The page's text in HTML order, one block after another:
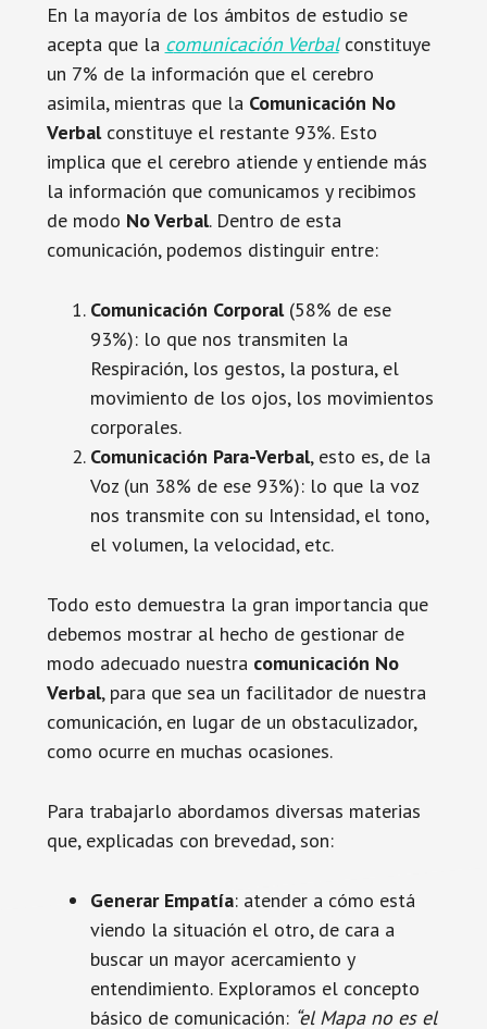
En la mayoría de los ámbitos de estudio se
acepta que la comunicación Verbalconstituye
un 7% de la información que el cerebro
asimila, mientras que la Comunicación No
Verbalconstituye el restante 93%. Esto
implica que el cerebro atiende y entiende más
la información que comunicamos y recibimos
de modo No Verbal. Dentro de esta
comunicación, podemos distinguir entre:
Comunicación Corporal(58% de ese
93%): lo que nos transmiten la
Respiración, los gestos, la postura, el
movimiento de los ojos, los movimientos
corporales.
Comunicación Para-Verbal, esto es, de la
Voz (un 38% de ese 93%): lo que la voz
nos transmite con su Intensidad, el tono,
el volumen, la velocidad, etc.
Todo esto demuestra la gran importancia que
debemos mostrar al hecho de gestionar de
modo adecuado nuestra comunicación No
Verbal, para que sea un facilitador de nuestra
comunicación, en lugar de un obstaculizador,
como ocurre en muchas ocasiones.
Para trabajarlo abordamos diversas materias
que, explicadas con brevedad, son:
Generar Empatía: atender a cómo está
viendo la situación el otro, de cara a
buscar un mayor acercamiento y
entendimiento. Exploramos el concepto
básico de comunicación: “el Mapa no es el